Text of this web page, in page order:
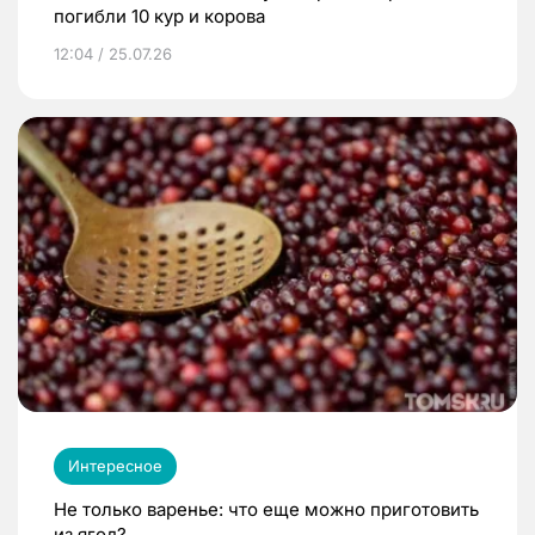
погибли 10 кур и корова
12:04 / 25.07.26
Интересное
Не только варенье: что еще можно приготовить